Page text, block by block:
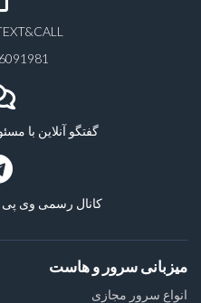
گفتگو آنلاین با
کانال رسمی وی
میزبانی سرور و هاست
انواع سرور مجازی